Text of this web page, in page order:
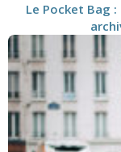
Le Pocket Bag